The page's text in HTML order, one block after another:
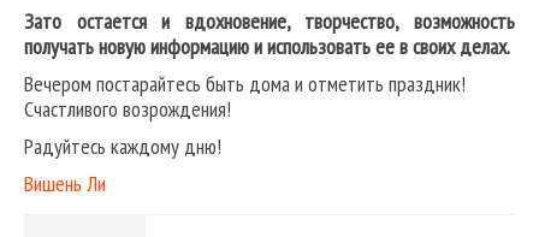
Зато остается и вдохновение, творчество, возможность
получать новую информацию и использовать ее в своих делах.
Вечером постарайтесь быть дома и отметить праздник!
Счастливого возрождения!
Радуйтесь каждому дню!
Вишень Ли